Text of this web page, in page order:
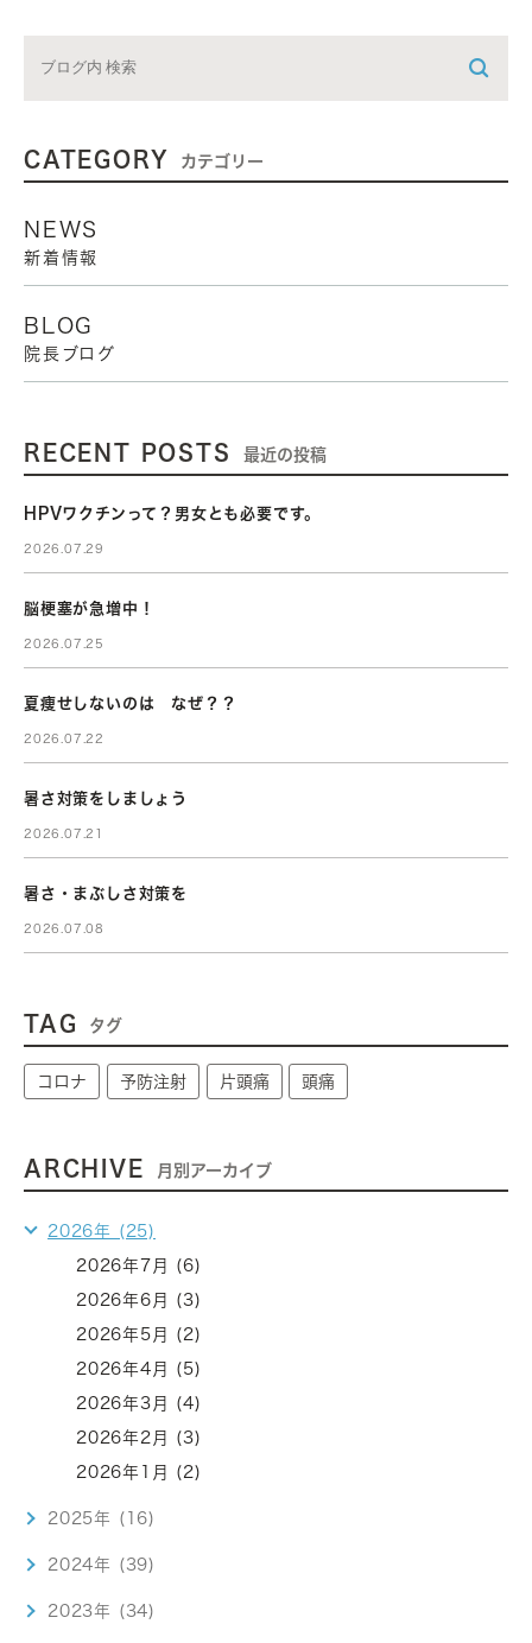
CATEGORY カテゴリー
NEWS
新着情報
BLOG
院長ブログ
RECENT POSTS 最近の投稿
HPVワクチンって？男女とも必要です。
2026.07.29
脳梗塞が急増中！
2026.07.25
夏痩せしないのは なぜ？？
2026.07.22
暑さ対策をしましょう
2026.07.21
暑さ・まぶしさ対策を
2026.07.08
TAG タグ
コロナ 予防注射 片頭痛 頭痛
ARCHIVE 月別アーカイブ
2026年 (25)
2026年7月 (6)
2026年6月 (3)
2026年5月 (2)
2026年4月 (5)
2026年3月 (4)
2026年2月 (3)
2026年1月 (2)
2025年 (16)
2024年 (39)
2023年 (34)